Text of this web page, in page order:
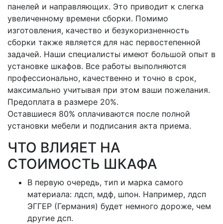
панелей и направляющих. Это приводит к слегка
увеличенному времени сборки. Помимо
изготовления, качество и безукоризненность
сборки также является для нас первостепенной
задачей. Наши специалисты имеют большой опыт в
установке шкафов. Все работы выполняются
профессионально, качественно и точно в срок,
максимально учитывая при этом ваши пожелания.
Предоплата в размере 20%.
Оставшиеся 80% оплачиваются после полной
установки мебели и подписания акта приема.
ЧТО ВЛИЯЕТ НА
СТОИМОСТЬ ШКАФА
В первую очередь, тип и марка самого
материала: лдсп, мдф, шпон. Например, лдсп
ЭГГЕР (Германия) будет немного дороже, чем
другие дсп.